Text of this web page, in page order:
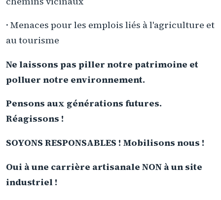
· Menaces pour les emplois liés à l'agriculture et
au tourisme
Ne laissons pas piller notre patrimoine et
polluer notre environnement.
Pensons aux générations futures.
Réagissons !
SOYONS RESPONSABLES ! Mobilisons nous !
Oui à une carrière artisanale NON à un site
industriel !